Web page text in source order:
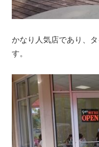
かなり人気店であり、
す。